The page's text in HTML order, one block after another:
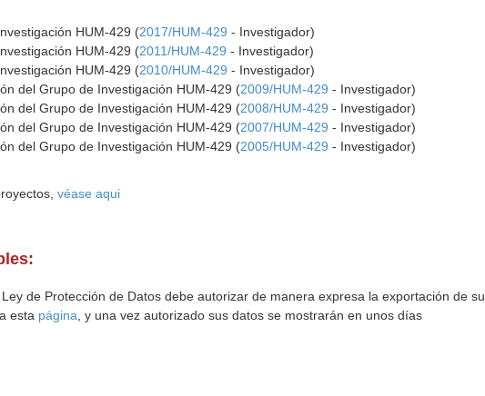
HUM-429 (2017/HUM-429 - Investigador)
HUM-429 (2011/HUM-429 - Investigador)
HUM-429 (2010/HUM-429 - Investigador)
del Grupo de Investigación HUM-429 (2009/HUM-429 - Investigador)
del Grupo de Investigación HUM-429 (2008/HUM-429 - Investigador)
del Grupo de Investigación HUM-429 (2007/HUM-429 - Investigador)
del Grupo de Investigación HUM-429 (2005/HUM-429 - Investigador)
véase aqui
Ley de Protección de Datos debe autorizar de manera expresa la exportación de
esta página , y una vez autorizado sus datos se mostrarán en unos días